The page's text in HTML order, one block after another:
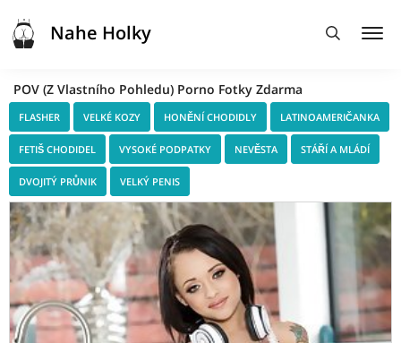
Nahe Holky
POV (Z Vlastního Pohledu) Porno Fotky Zdarma
FLASHER VELKÉ KOZY HONĚNÍ CHODIDLY LATINOAMERIČANKA
FETIŠ CHODIDEL VYSOKÉ PODPATKY NEVĚSTA STÁŘÍ A MLÁDÍ
DVOJITÝ PRŮNIK VELKÝ PENIS